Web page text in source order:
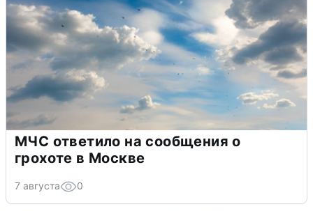
МЧС ответило на сообщения о
грохоте в Москве
7 августа 0